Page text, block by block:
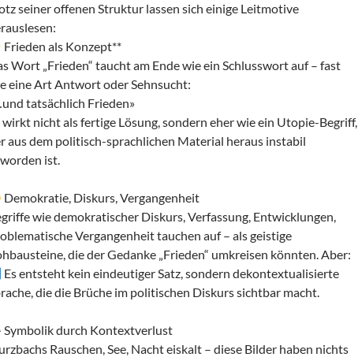
seiner offenen Struktur lassen sich einige Leitmotive
Frieden als Konzept**
Wort „Frieden“ taucht am Ende wie ein Schlusswort auf – fast
eine Art Antwort oder Sehnsucht:
tatsächlich Frieden»
wirkt nicht als fertige Lösung, sondern eher wie ein Utopie-Begriff,
aus dem politisch-sprachlichen Material heraus instabil
ist.
Demokratie, Diskurs, Vergangenheit
wie demokratischer Diskurs, Verfassung, Entwicklungen,
Vergangenheit tauchen auf – als geistige
die der Gedanke „Frieden“ umkreisen könnten. Aber:
Es entsteht kein eindeutiger Satz, sondern dekontextualisierte
die die Brüche im politischen Diskurs sichtbar macht.
durch Kontextverlust
Rauschen, See, Nacht eiskalt – diese Bilder haben nichts